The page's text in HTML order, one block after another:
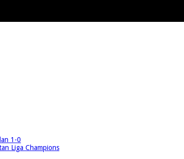
1-0
Liga Champions